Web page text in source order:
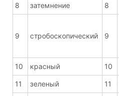
8 затемнение 8
9 стробоскопический 9
10 красный 10
11 зеленый 11